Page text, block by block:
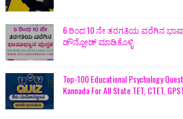
6 ರಿಂದ 10 ನೇ ತರಗತಿಯ ವರೆಗಿನ
ಡೌನ್ಲೋಡ್ ಮಾಡಿಕೊಳ್ಳಿ
Top-100 Educational Psychology
Kannada For All State TET, CTET,